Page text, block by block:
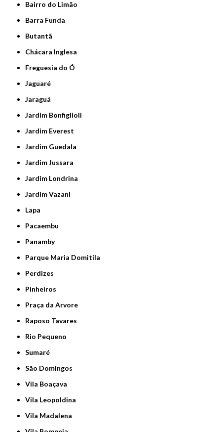
Bairro do Limão
Barra Funda
Butantã
Chácara Inglesa
Freguesia do Ó
Jaguaré
Jaraguá
Jardim Bonfiglioli
Jardim Everest
Jardim Guedala
Jardim Jussara
Jardim Londrina
Jardim Vazani
Lapa
Pacaembu
Panamby
Parque Maria Domitila
Perdizes
Pinheiros
Praça da Arvore
Raposo Tavares
Rio Pequeno
Sumaré
São Domingos
Vila Boaçava
Vila Leopoldina
Vila Madalena